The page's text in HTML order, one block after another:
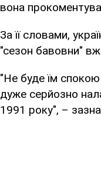
вона
За її словами,
"сезон бавовни"
"Не буде їм
дуже серйозно
1991 року", –